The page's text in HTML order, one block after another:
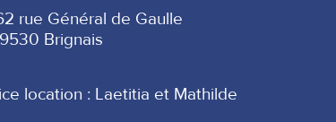
rue Général de Gaulle
Brignais
location : Laetitia et Mathilde